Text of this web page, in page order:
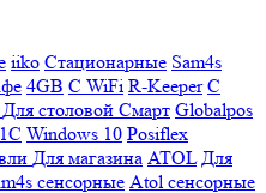
iiko Стационарные Sam4s
4GB С WiFi R-Keeper С
Для столовой Смарт Globalpos
Windows 10 Posiflex
Для магазина ATOL Для
сенсорные Atol сенсорные